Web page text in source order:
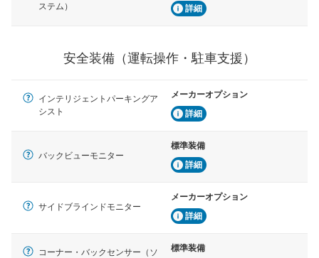
ステム）
詳細
安全装備（運転操作・駐車支援）
インテリジェントパーキングア
シスト
メーカーオプション
詳細
バックビューモニター
標準装備
詳細
サイドブラインドモニター
メーカーオプション
詳細
コーナー・バックセンサー（ソ
標準装備